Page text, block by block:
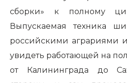
сборки» к полному
Выпускаемая техника
российскими аграриями
увидеть работающей на
от Калининграда до